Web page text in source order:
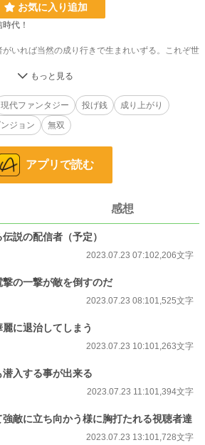
お気に入り追加
代！
いれば当然の成り行きで生まれいずる。これぞ世
。
者は、時勢について行けない老人を除いて後を絶
だから、単純な理由だからその思いは力強い。
は、次第に惹かれて彼を求めてやまなくなる。
の屍。たどり着いたボスとの死闘。そして仲間と
目撃者に、アナタも成れるのだろうか？
載しております。
現代ファンタジー 投げ銭
成り上がり
ジョン 無双
アプリで読む
感想
説の配信者（予定）
2023.07.23 07:102,206文字
の一撃が敵を倒すのだ
2023.07.23 08:101,525文字
に退治してしまう
2023.07.23 10:101,263文字
入する事が出来る
2023.07.23 11:101,394文字
敵に立ち向かう様に胸打たれる視聴者達
2023.07.23 13:101,728文字